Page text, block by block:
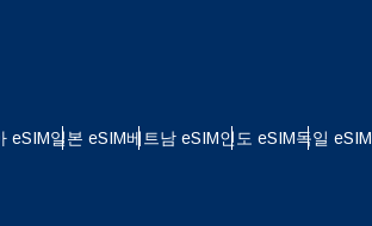
eSIM일본 eSIM베트남 eSIM인도 eSIM독일 eSIM